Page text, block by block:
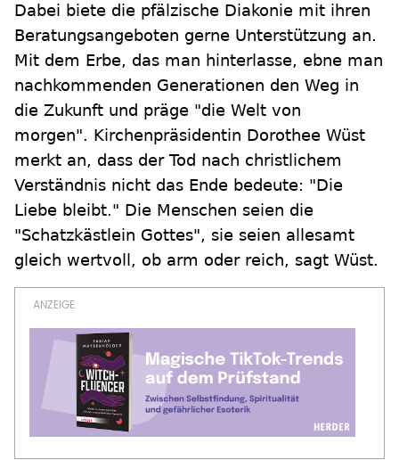
Dabei biete die pfälzische Diakonie mit ihren
Beratungsangeboten gerne Unterstützung an.
Mit dem Erbe, das man hinterlasse, ebne man
nachkommenden Generationen den Weg in
die Zukunft und präge "die Welt von
morgen". Kirchenpräsidentin Dorothee Wüst
merkt an, dass der Tod nach christlichem
Verständnis nicht das Ende bedeute: "Die
Liebe bleibt." Die Menschen seien die
"Schatzkästlein Gottes", sie seien allesamt
gleich wertvoll, ob arm oder reich, sagt Wüst.